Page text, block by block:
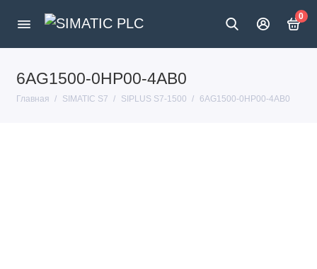
0
6AG1500-0HP00-4AB0
Главная SIMATIC S7 SIPLUS S7-1500 6AG1500-0HP00-4AB0